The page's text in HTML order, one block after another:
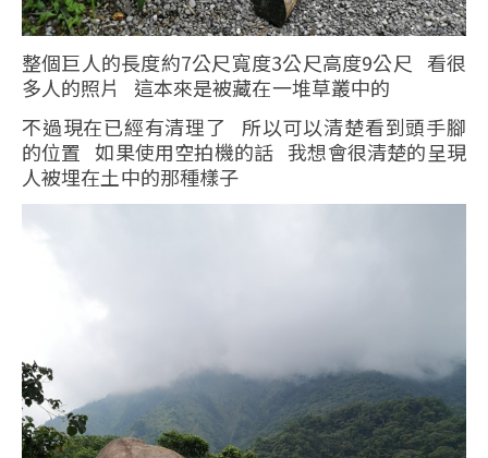
整個巨人的長度約7公尺寬度3公尺高度9公尺 看很
多人的照片 這本來是被藏在一堆草叢中的
不過現在已經有清理了 所以可以清楚看到頭手腳
的位置 如果使用空拍機的話 我想會很清楚的呈現
人被埋在土中的那種樣子